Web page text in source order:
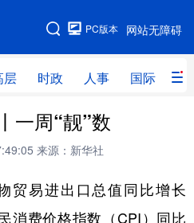
网站无障碍
PC版本
层 时政 人事 国际 财
站地图
时政
网评
全球连线 教育
一周“靓”数
来源：新华社
易进出口总值同比增长
消费价格指数（CPI）同比